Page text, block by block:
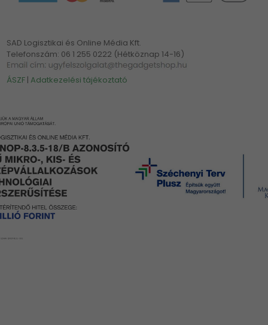
SAD Logisztikai és Online Média Kft.
Telefonszám: 06 1 255 0222 (Hétköznap 14-16)
ÁSZF |Adatkezelési tájékoztató